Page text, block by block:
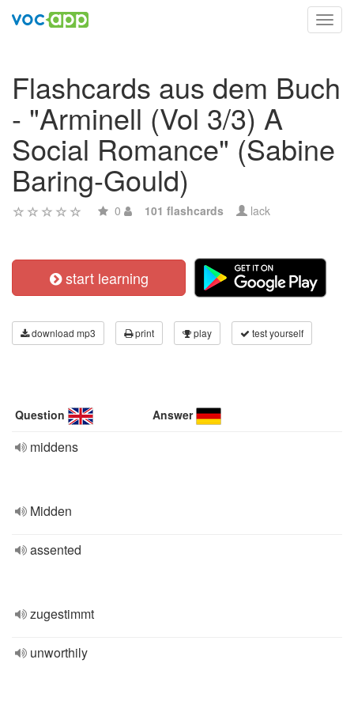
Flashcards aus dem Buch
- "Arminell (Vol 3/3) A
Social Romance" (Sabine
Baring-Gould)
0 101 flashcards lack
start learning
download mp3 print play test yourself
Question Answer
middens
Midden
assented
zugestimmt
unworthily